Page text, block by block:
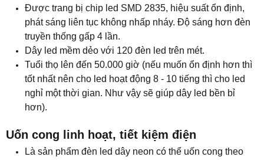
Được trang bị chip led SMD 2835, hiệu suất ổn định,
phát sáng liên tục không nhấp nháy. Độ sáng hơn đèn
truyền thống gấp 4 lần.
Dây led mềm dẻo với 120 đèn led trên mét.
Tuổi thọ lên đến 50.000 giờ (nếu muốn ổn định hơn thì
tốt nhất nên cho led hoạt động 8 - 10 tiếng thì cho led
nghỉ một thời gian. Như vậy sẽ giúp dây led bền bỉ
hơn).
Uốn cong linh hoạt, tiết kiệm điện
Là sản phẩm đèn led dây neon có thể uốn cong theo